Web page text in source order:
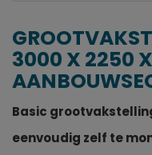
3000 X 2250
Basic
eenvoudig zelf te